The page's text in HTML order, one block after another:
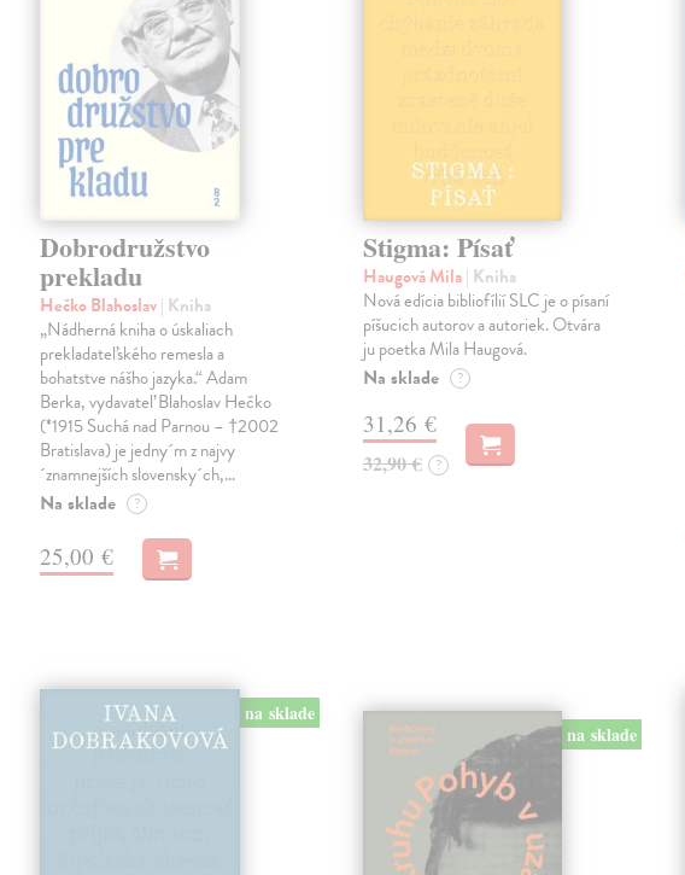
Dobrodružstvo
prekladu
Hečko Blahoslav| Kniha
„Nádherná kniha o úskaliach
prekladateľského remesla a
bohatstve nášho jazyka.“ Adam
Berka, vydavateľ Blahoslav Hečko
(*1915 Suchá nad Parnou – †2002
Bratislava) je jedny´m z najvy
´znamnejších slovensky´ch,…
Na sklade ?
25,00 €
Stigma: Písať
Haugová Mila| Kniha
Nová edícia bibliofílií SLC je o písaní
píšucich autorov a autoriek. Otvára
ju poetka Mila Haugová.
Na sklade ?
31,26 €
32,90 € ?
na sklade
na sklade